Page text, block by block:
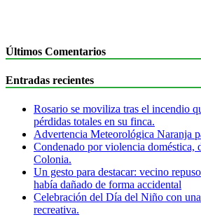
Últimos Comentarios
Entradas recientes
Rosario se moviliza tras el incendio
pérdidas totales en su finca.
Advertencia Meteorológica Naranja
Condenado por violencia doméstica,
Colonia.
Un gesto para destacar: vecino
había dañado de forma accidental
Celebración del Día del Niño con
recreativa.